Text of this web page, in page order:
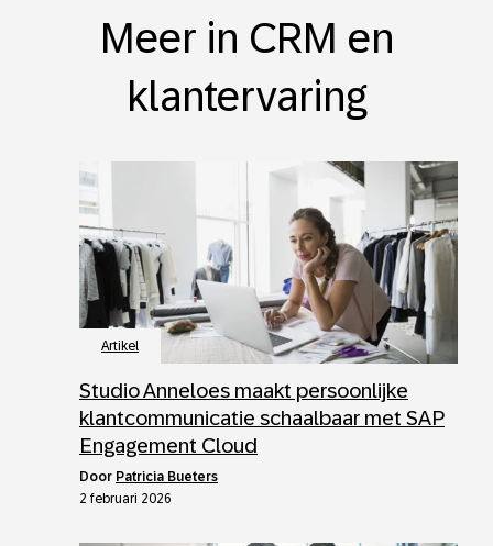
Meer in CRM en
klantervaring
Artikel
Studio Anneloes maakt persoonlijke
klantcommunicatie schaalbaar met SAP
Engagement Cloud
door Patricia Bueters
2 februari 2026